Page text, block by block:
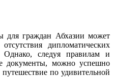
для граждан Абхазии может
дипломатических
следуя правилам и
документы, можно успешно
по удивительной